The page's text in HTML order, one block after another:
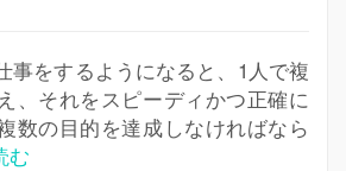
替
え
事をするようになると、1人で複
、それをスピーディかつ正確に
数の目的を達成しなければなら
む